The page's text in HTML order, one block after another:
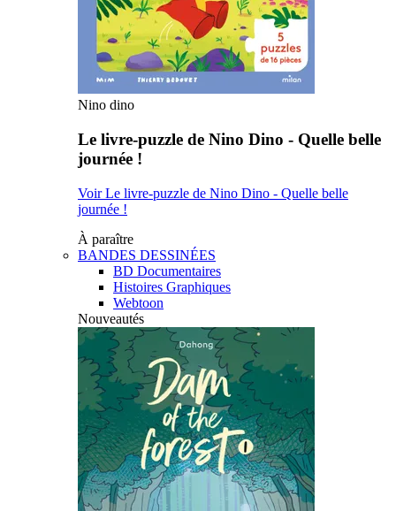
Nino dino
Le livre-puzzle de Nino Dino - Quelle belle
journée !
Voir Le livre-puzzle de Nino Dino - Quelle belle
journée !
À paraître
BANDES DESSINÉES
BD Documentaires
Histoires Graphiques
Webtoon
Nouveautés